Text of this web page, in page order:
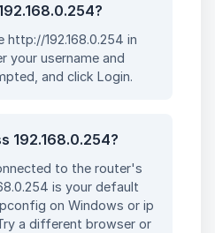
192.168.0.254 in
your username and
and click Login.
192.168.0.254?
to the router's
is your default
on Windows or ip
a different browser or